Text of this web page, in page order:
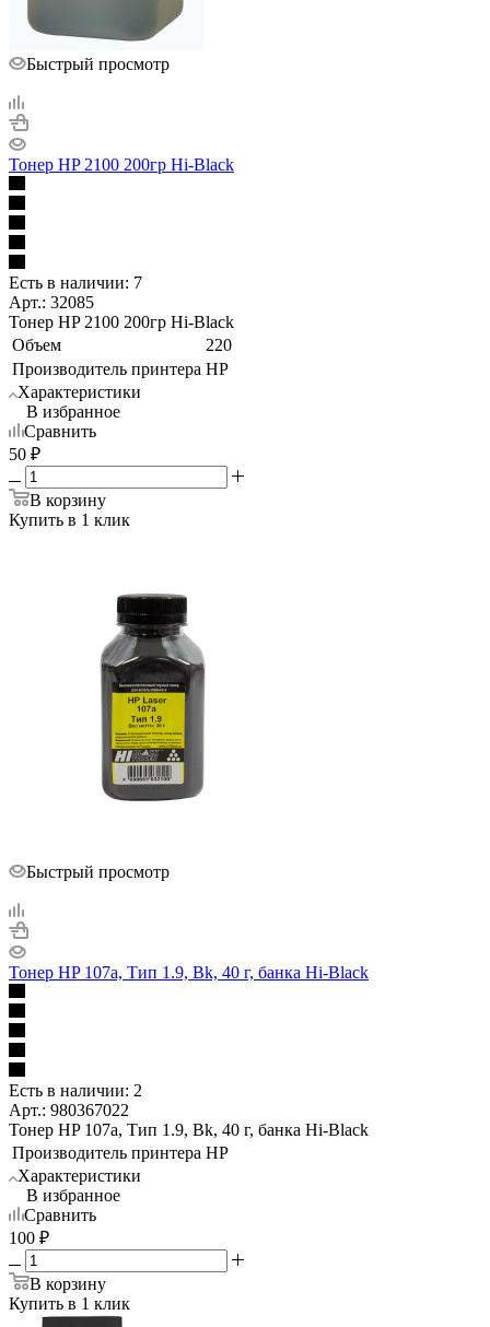
Быстрый просмотр
Тонер HP 2100 200гр Hi-Black
Есть в наличии: 7
Арт.: 32085
Тонер HP 2100 200гр Hi-Black
Объем
220
Производитель принтера HP
Характеристики
В избранное
Сравнить
50 ₽
В корзину
Купить в 1 клик
Быстрый просмотр
Тонер HP 107а, Тип 1.9, Bk, 40 г, банка Hi-Black
Есть в наличии: 2
Арт.: 980367022
Тонер HP 107а, Тип 1.9, Bk, 40 г, банка Hi-Black
Производитель принтера HP
Характеристики
В избранное
Сравнить
100 ₽
В корзину
Купить в 1 клик